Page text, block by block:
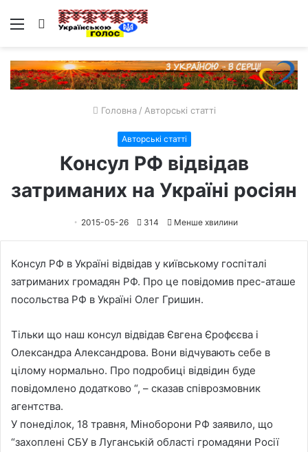
Меню Пошук
Головна / Авторські статті
Авторські статті
Консул РФ відвідав
затриманих на Україні росіян
2015-05-26 314 Менше хвилини
Консул РФ в Україні відвідав у київському госпіталі
затриманих громадян РФ. Про це повідомив прес-аташе
посольства РФ в Україні Олег Гришин.
Тільки що наш консул відвідав Євгена Єрофєєва і
Олександра Александрова. Вони відчувають себе в
цілому нормально. Про подробиці відвідин буде
повідомлено додатково “, – сказав співрозмовник
агентства.
У понеділок, 18 травня, Міноборони РФ заявило, що
“захоплені СБУ в Луганській області громадяни Росії